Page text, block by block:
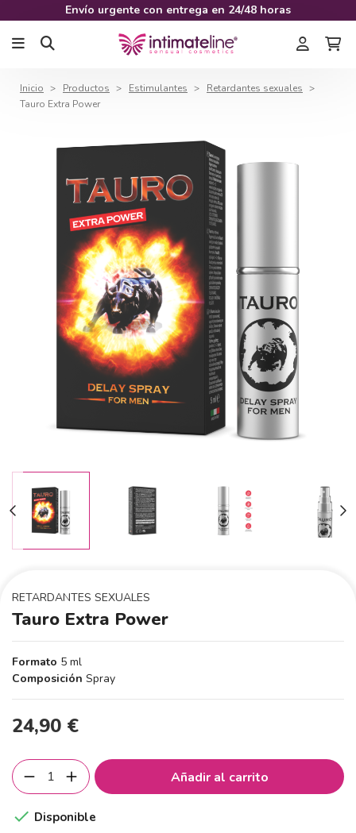
Envío urgente con entrega en 24/48 horas
Inicio Productos Estimulantes
Retardantes sexuales
Tauro Extra Power
RETARDANTES SEXUALES
Tauro Extra Power
Formato 5 ml
Composición Spray
24,90 €
Añadir al carrito
 Disponible